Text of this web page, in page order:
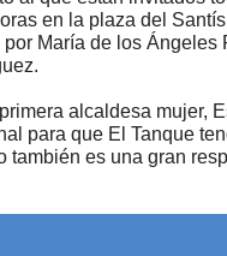
en la plaza del
María de los Ángeles
alcaldesa mujer,
para que El Tanque
también es una gran